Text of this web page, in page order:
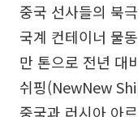
중국 선사들의 북
국계 컨테이너 물
만 톤으로 전년 대
쉬핑(NewNew
중국과 러시아 아